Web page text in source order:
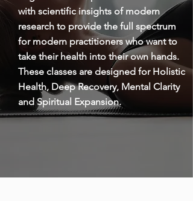
with scientific insights of modern
research to provide the full spectrum
for modern practitioners who want to
take their health into their own hands.
These classes are designed for Holistic
Health, Deep Recovery, Mental Clarity
and Spiritual Expansion.